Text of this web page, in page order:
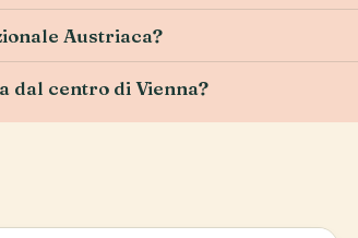
Austriaca?
dal centro di Vienna?